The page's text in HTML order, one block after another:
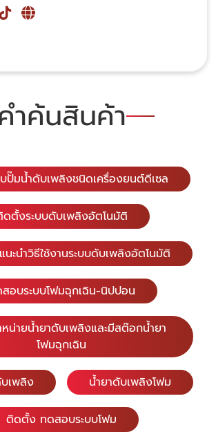
ำค้นสินค้า
ปั๊มน้ำดับเพลิงชนิดเครื่องยนต์ดีเซล
ตั้งระบบดับเพลิงอัตโนมัติ
ะนำวิธีใช้งานระบบดับเพลิงอัตโนมัติ
อบระบบโฟมฉุกเฉิน-นิปปอน
น่ายน้ำยาดับเพลิงและมีสต๊อกน้ำยา
โฟมฉุกเฉิน
เพลิง น้ำยาดับเพลิงโฟม
ติดตั้ง ทดสอบระบบโฟม